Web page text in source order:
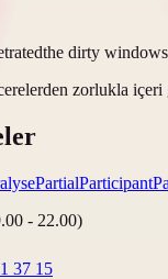
the dirty
zorlukla içeri
PartialParticipant
- 22.00)
37 15